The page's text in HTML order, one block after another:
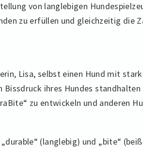
von langlebigen
zu erfüllen und gleichzeitig die
Lisa, selbst einen Hund mit
Bissdruck ihres Hundes
zu entwickeln und anderen
(langlebig) und „bite“